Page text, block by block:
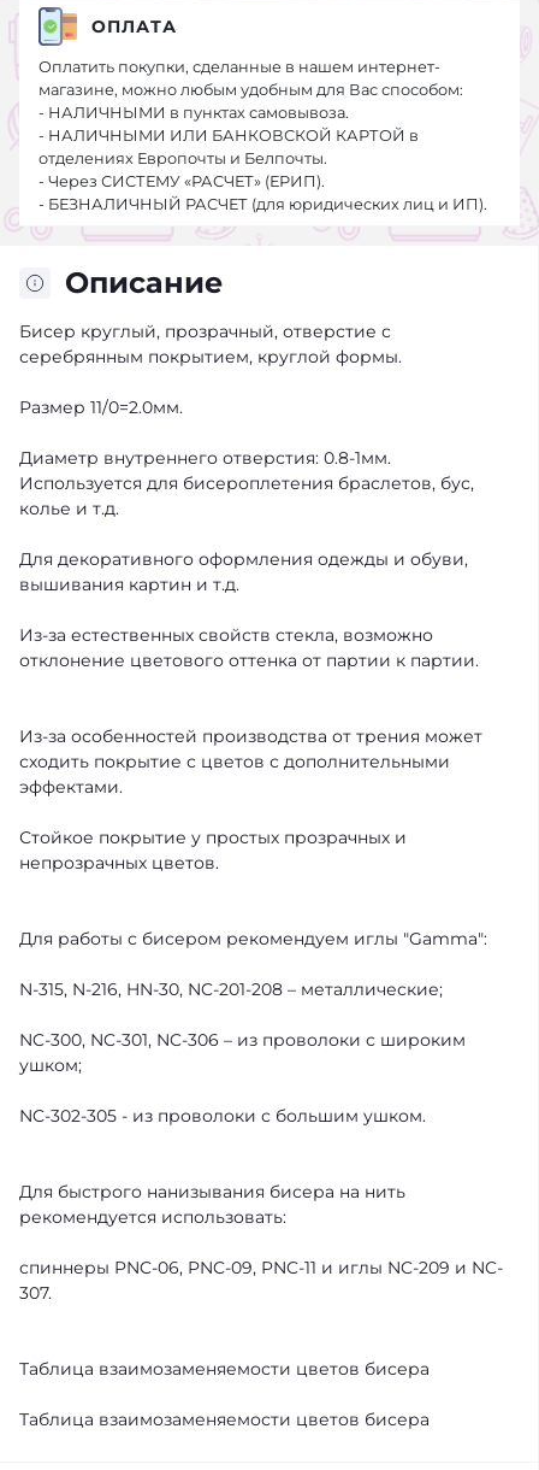
Описание
Бисер круглый, прозрачный, отверстие с
серебрянным покрытием, круглой формы.
Размер 11/0=2.0мм.
Диаметр внутреннего отверстия: 0.8-1мм.
Используется для бисероплетения браслетов, бус,
колье и т.д.
Для декоративного оформления одежды и обуви,
вышивания картин и т.д.
Из-за естественных свойств стекла, возможно
отклонение цветового оттенка от партии к партии.
Из-за особенностей производства от трения может
сходить покрытие с цветов с дополнительными
эффектами.
Стойкое покрытие у простых прозрачных и
непрозрачных цветов.
Для работы с бисером рекомендуем иглы "Gamma":
N-315, N-216, HN-30, NC-201-208 – металлические;
NC-300, NC-301, NC-306 – из проволоки с широким
ушком;
NC-302-305 - из проволоки с большим ушком.
Для быстрого нанизывания бисера на нить
рекомендуется использовать:
спиннеры PNC-06, PNC-09, PNC-11 и иглы NC-209 и NC-
307.
Таблица взаимозаменяемости цветов бисера
Таблица взаимозаменяемости цветов бисера
ОПЛАТА
Оплатить покупки, сделанные в нашем интернет-
магазине, можно любым удобным для Вас способом:
- НАЛИЧНЫМИ в пунктах самовывоза.
- НАЛИЧНЫМИ ИЛИ БАНКОВСКОЙ КАРТОЙ в
отделениях Европочты и Белпочты.
- Через СИСТЕМУ «РАСЧЕТ» (ЕРИП).
- БЕЗНАЛИЧНЫЙ РАСЧЕТ (для юридических лиц и ИП).